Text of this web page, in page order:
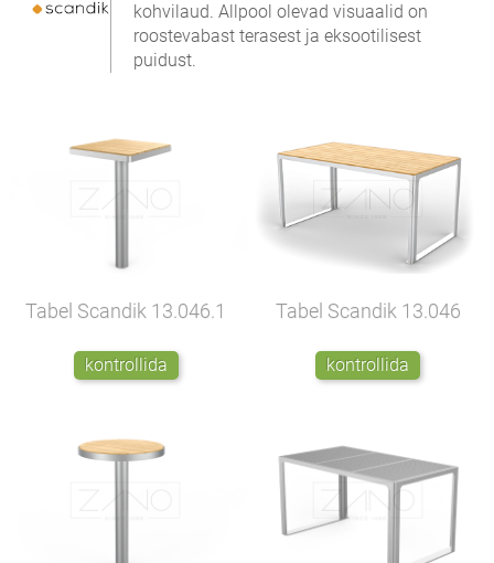
kohvilaud. Allpool olevad visuaalid on
roostevabast terasest ja eksootilisest
puidust.
Tabel Scandik 13.046.1
kontrollida
Tabel Scandik 13.046
kontrollida